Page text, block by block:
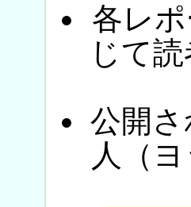
各レ
じて
公開
人（